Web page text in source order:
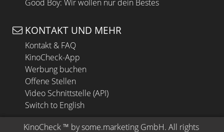
Good Boy: Wir wollen nur dein Bestes
KONTAKT UND MEHR
Kontakt & FAQ
KinoCheck-App
Werbung buchen
Offene Stellen
Video Schnittstelle (API)
Switch to English
KinoCheck ™ by some.marketing GmbH. All rights